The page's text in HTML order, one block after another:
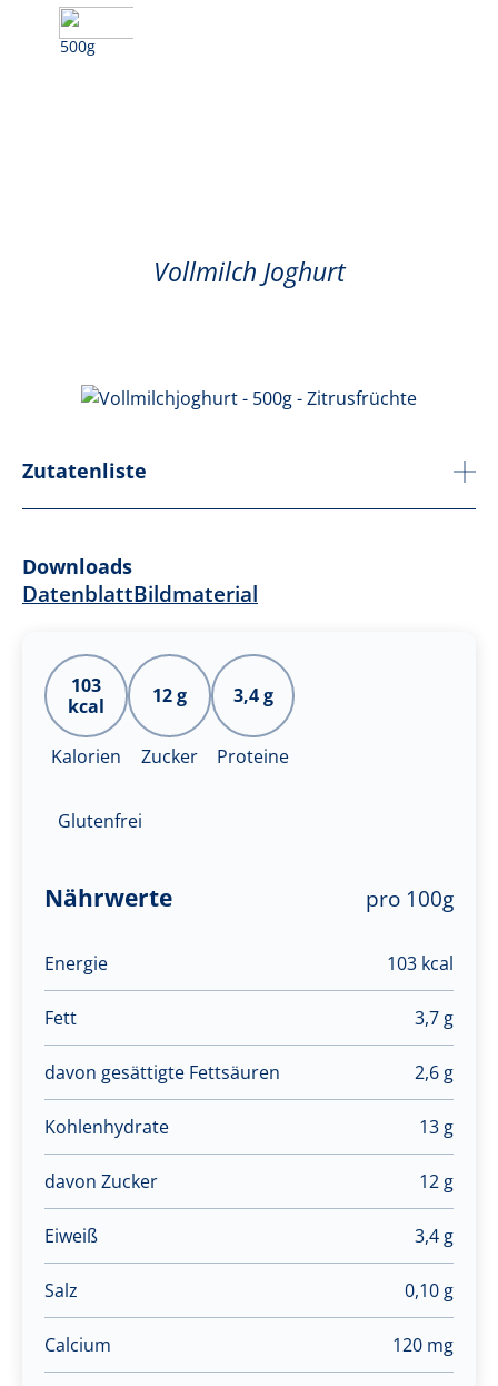
500g
Vollmilch Joghurt
Zutatenliste
Downloads
DatenblattBildmaterial
103
kcal
Kalorien
12 g
Zucker
3,4 g
Proteine
Glutenfrei
Nährwerte pro 100g
Energie 103 kcal
Fett 3,7 g
davon gesättigte Fettsäuren 2,6 g
Kohlenhydrate 13 g
davon Zucker 12 g
Eiweiß 3,4 g
Salz 0,10 g
Calcium 120 mg